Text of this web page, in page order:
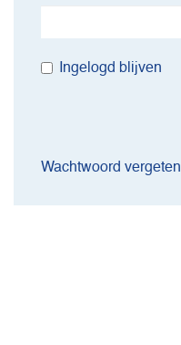
Ingelogd blijven
Wachtwoord vergeten